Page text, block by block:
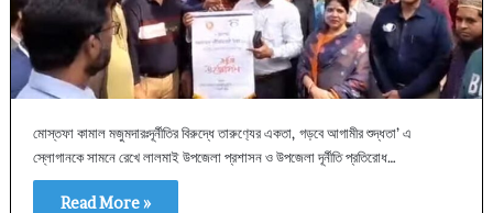
মোস্তফা কামাল মজুমদারঃদূর্নীতির বিরুদ্ধে তারুণ‍্যের একতা, গড়বে আগামীর শুদ্ধতা’ এ
স্লোগানকে সামনে রেখে লালমাই উপজেলা প্রশাসন ও উপজেলা দূর্নীতি প্রতিরোধ…
Read More »